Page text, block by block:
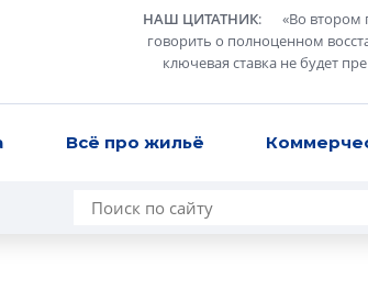
НАШ ЦИТАТНИК: «Во втором
говорить о полноценном
ключевая ставка не будет
Всё про жильё